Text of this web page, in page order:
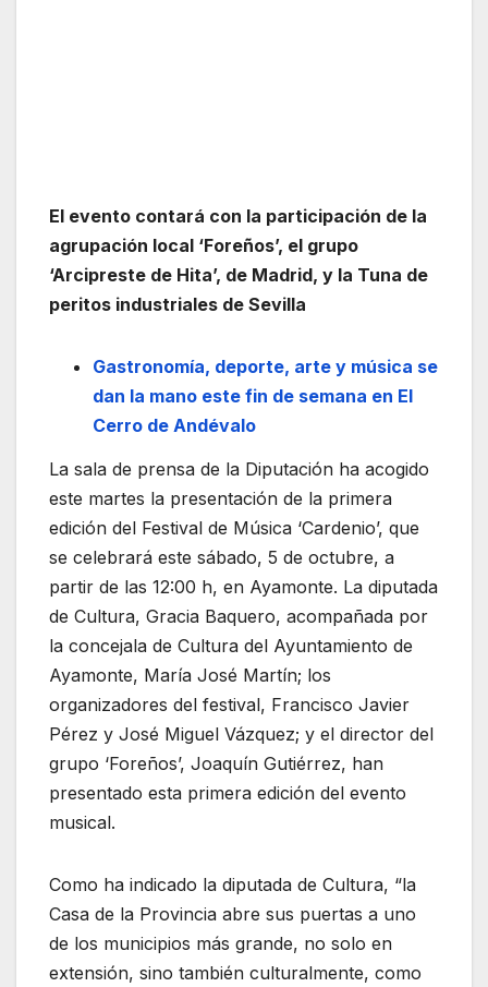
El evento contará con la participación de la
agrupación local ‘Foreños’, el grupo
‘Arcipreste de Hita’, de Madrid, y la Tuna de
peritos industriales de Sevilla
Gastronomía, deporte, arte y música se
dan la mano este fin de semana en El
Cerro de Andévalo
La sala de prensa de la Diputación ha acogido
este martes la presentación de la primera
edición del Festival de Música ‘Cardenio’, que
se celebrará este sábado, 5 de octubre, a
partir de las 12:00 h, en Ayamonte. La diputada
de Cultura, Gracia Baquero, acompañada por
la concejala de Cultura del Ayuntamiento de
Ayamonte, María José Martín; los
organizadores del festival, Francisco Javier
Pérez y José Miguel Vázquez; y el director del
grupo ‘Foreños’, Joaquín Gutiérrez, han
presentado esta primera edición del evento
musical.
Como ha indicado la diputada de Cultura, “la
Casa de la Provincia abre sus puertas a uno
de los municipios más grande, no solo en
extensión, sino también culturalmente, como